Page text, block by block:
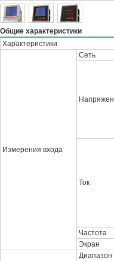
Общие характеристики
Характеристики
Измерения входа
Сеть
Ток
Частота
Экран
Диапазон